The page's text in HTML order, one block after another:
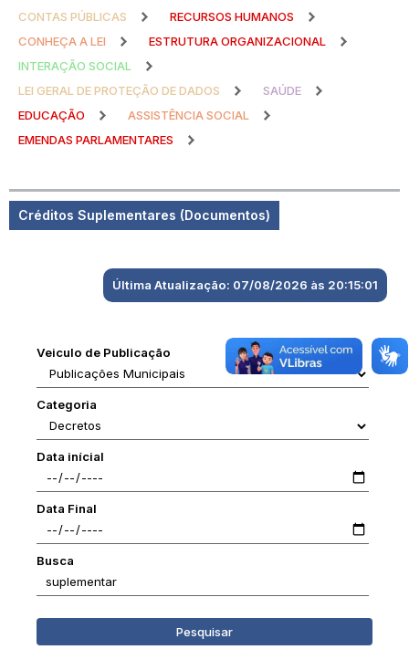
CONTAS PÚBLICAS
RECURSOS HUMANOS
CONHEÇA A LEI
ESTRUTURA ORGANIZACIONAL
INTERAÇÃO SOCIAL
LEI GERAL DE PROTEÇÃO DE DADOS
SAÚDE
EDUCAÇÃO
ASSISTÊNCIA SOCIAL
EMENDAS PARLAMENTARES
Créditos Suplementares (Documentos)
Última Atualização: 07/08/2026 às 20:15:01
Veiculo de Publicação
Categoria
Data inícial
Data Final
Busca
Pesquisar